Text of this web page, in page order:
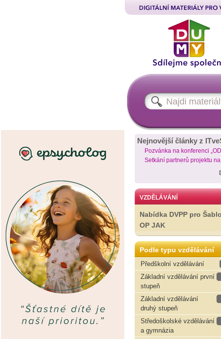
Nejnovější články z
Pozvánka na konferenci
Setkání partnerů projektu
VZDĚLÁVÁNÍ
Nabídka DVPP pro
OP JAK
Podle typu vzdělávání
Předškolní vzdělávání
Základní vzdělávání první
stupeň
Základní vzdělávání
druhý stupeň
Středoškolské vzdělávání
a gymnázia